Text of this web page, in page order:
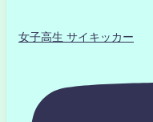
女子高生 サイキッカー